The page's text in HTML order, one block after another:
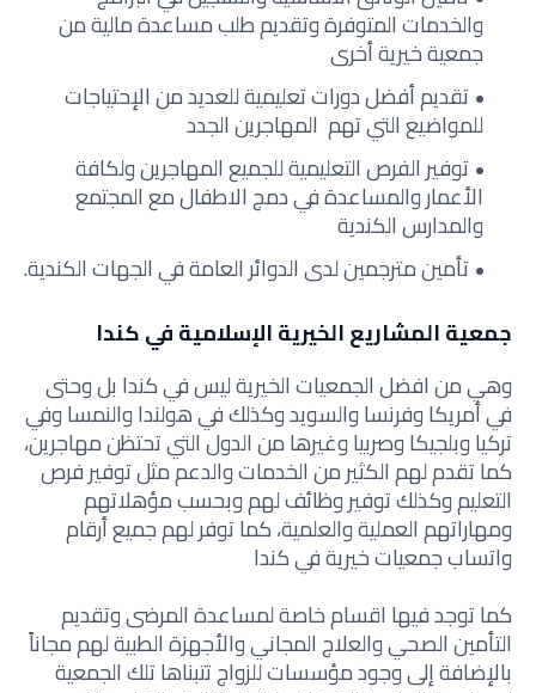
والخدمات المتوفرة وتقديمطلب مساعدة مالية من
جمعية خيرية أخرى
تقديم أفضل دورات تعليمية للعديد من الإحتياجات
للمواضيع التي تهم المهاجرين الجدد
توفير الفرص التعليمية للجميع المهاجرين ولكافة
الأعمار والمساعدة في دمج الاطفال مع المجتمع
والمدارس الكندية
تأمين مترجمين لدى الدوائر العامة في الجهات الكندية.
جمعية المشاريع الخيرية الإسلامية في كندا
وهي من افضل الجمعيات الخيرية ليس في كندا بل وحتى
في أمريكا وفرنسا والسويد وكذلك في هولندا والنمسا وفي
تركيا وبلجيكا وصربيا وغيرها من الدول التي تحتظن مهاجرين،
كما تقدم لهم الكثير من الخدمات والدعم مثل توفير فرص
التعليم وكذلك توفير وظائف لهم وبحسب مؤهلاتهم
ومهاراتهم العملية والعلمية، كما توفر لهم جميعأرقام
واتساب جمعيات خيرية في كندا
كما توجد فيها اقسام خاصة لمساعدة المرضى وتقديم
التأمين الصحي والعلاج المجاني والأجهزة الطبية لهم مجاناً
بالإضافة إلى وجود مؤسسات للزواج تتبناها تلك الجمعية